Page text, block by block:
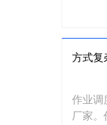
方式复
作业调
厂家。